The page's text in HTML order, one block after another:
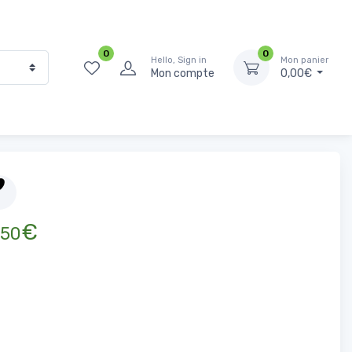
0
Hello, Sign in
Mon compte
0
Mon panier
0,00€
50€